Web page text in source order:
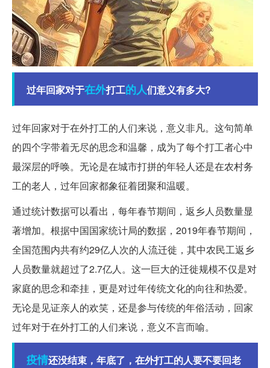
过年回家对于在外打工的人们意义有多大?
过年回家对于在外打工的人们来说，意义非凡。这句简单
的四个字带着无尽的思念和温馨，成为了每个打工者心中
最深层的呼唤。无论是在城市打拼的年轻人还是在农村务
工的老人，过年回家都象征着团聚和温暖。
通过统计数据可以看出，每年春节期间，返乡人员数量显
著增加。根据中国国家统计局的数据，2019年春节期间，
全国范围内共有约29亿人次的人流迁徙，其中农民工返乡
人员数量就超过了2.7亿人。这一巨大的迁徙规模不仅是对
家庭的思念和牵挂，更是对过年传统文化的向往和热爱。
无论是见证亲人的欢笑，还是参与传统的年俗活动，回家
过年对于在外打工的人们来说，意义不言而喻。
疫情还没结束，年底了，在外打工的人要不要回老